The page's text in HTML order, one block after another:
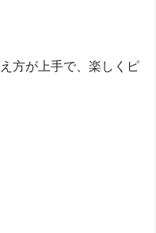
方が上手で、楽しくピ